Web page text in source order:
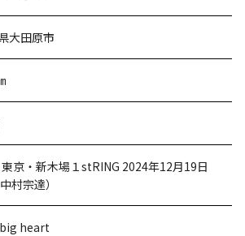
大田原市
東京・新木場１stRING 2024年12月19日
中村宗達）
heart